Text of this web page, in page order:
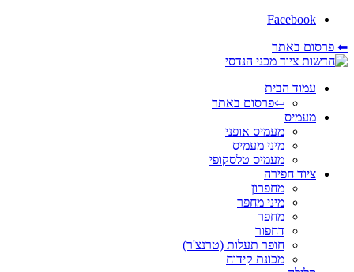
Facebook
⬅ פרסום באתר
עמוד הבית
⇦פרסום באתר
מעמיס
מעמיס אופני
מיני מעמיס
מעמיס טלסקופי
ציוד חפירה
מחפרון
מיני מחפר
מחפר
דחפור
חופר תעלות (טרנצ'ר)
מכונת קידוח